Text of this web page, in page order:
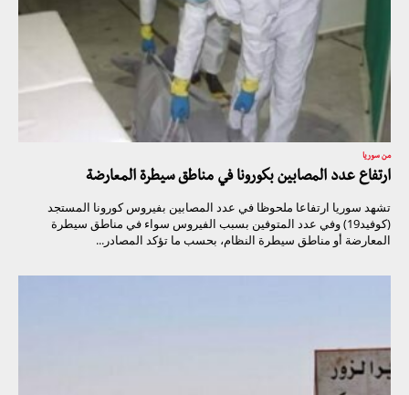
من سوريا
ارتفاع عدد المصابين بكورونا في مناطق سيطرة المعارضة
تشهد سوريا ارتفاعا ملحوظا في عدد المصابين بفيروس كورونا المستجد
(كوفيد19) وفي عدد المتوفين بسبب الفيروس سواء في مناطق سيطرة
المعارضة أو مناطق سيطرة النظام، بحسب ما تؤكد المصادر...